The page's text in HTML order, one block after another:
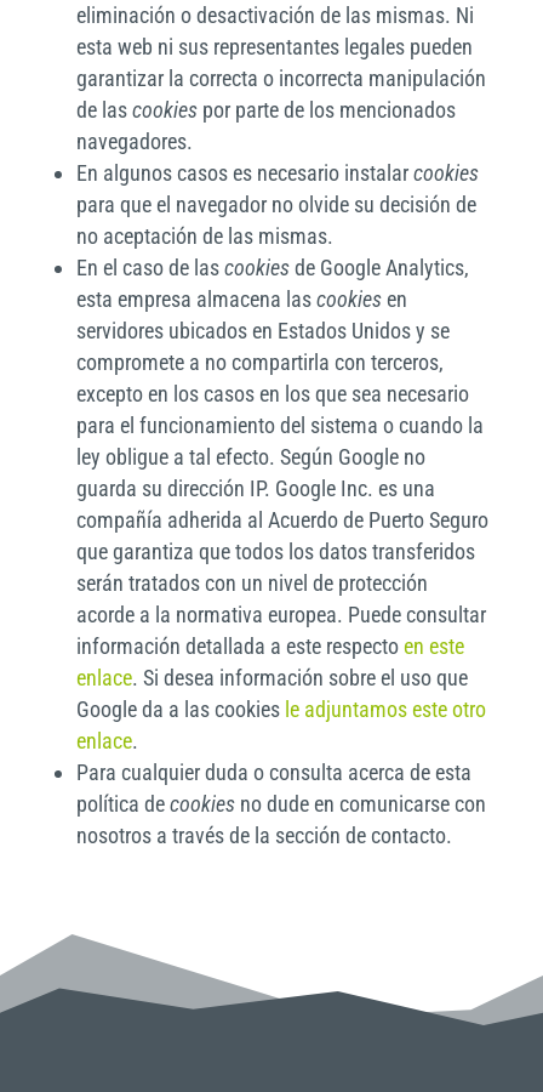
eliminación o desactivación de las mismas. Ni
esta web ni sus representantes legales pueden
garantizar la correcta o incorrecta manipulación
de lascookiespor parte de los mencionados
navegadores.
En algunos casos es necesario instalarcookies
para que el navegador no olvide su decisión de
no aceptación de las mismas.
En el caso de lascookiesde Google Analytics,
esta empresa almacena lascookiesen
servidores ubicados en Estados Unidos y se
compromete a no compartirla con terceros,
excepto en los casos en los que sea necesario
para el funcionamiento del sistema o cuando la
ley obligue a tal efecto. Según Google no
guarda su dirección IP. Google Inc. es una
compañía adherida al Acuerdo de Puerto Seguro
que garantiza que todos los datos transferidos
serán tratados con un nivel de protección
acorde a la normativa europea. Puede consultar
información detallada a este respectoen este
enlace. Si desea información sobre el uso que
Google da a las cookies le adjuntamos este otro
enlace.
Para cualquier duda o consulta acerca de esta
política decookiesno dude en comunicarse con
nosotros a través de la sección de contacto.